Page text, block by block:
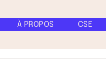
À PROPOS CSE